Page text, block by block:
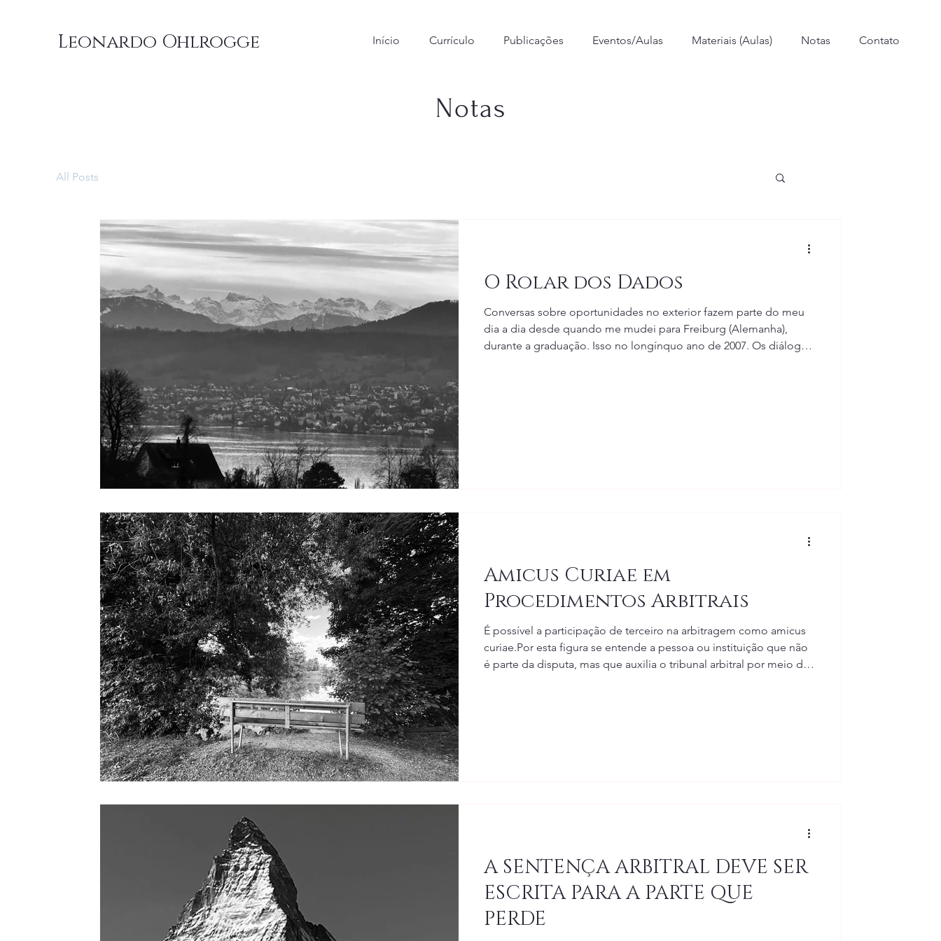
Leonardo Ohlrogge Início Currículo Publicações Eventos/Aulas Materiais (Aulas) Notas Contato
Notas
All Posts
O Rolar dos Dados
Conversas sobre oportunidades no exterior fazem parte do meu
dia a dia desde quando me mudei para Freiburg (Alemanha),
durante a graduação. Isso no longínquo ano de 2007. Os diálogos,
Amicus Curiae em
Procedimentos Arbitrais
É possível a participação de terceiro na arbitragem como amicus
curiae.Por esta figura se entende a pessoa ou instituição que não
é parte da disputa, mas que auxilia o tribunal arbitral por meio da
A SENTENÇA ARBITRAL DEVE SER
ESCRITA PARA A PARTE QUE
PERDE